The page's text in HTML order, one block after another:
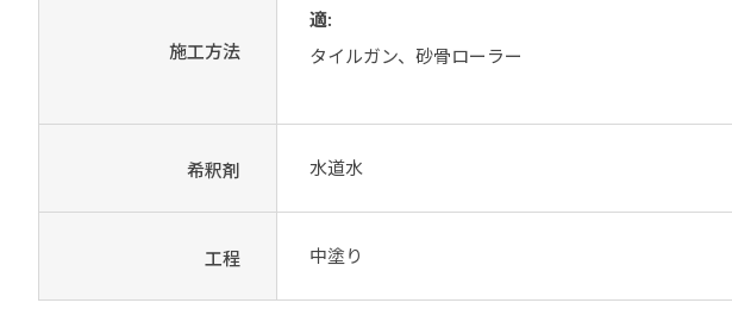
施工方法
適:
タイルガン、砂骨ローラー
希釈剤 水道水
工程 中塗り